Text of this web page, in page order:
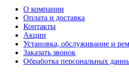
О компании
Оплата и доставка
Контакты
Акции
Установка, обслуживание и
Заказать звонок
Обработка персональных